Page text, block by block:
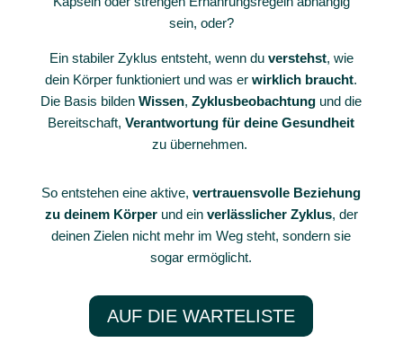
sein, oder?
Ein stabiler Zyklus entsteht, wenn du verstehst, wie
dein Körper funktioniert und was erwirklich braucht.
Die Basis bildenWissen,Zyklusbeobachtung und die
Bereitschaft,Verantwortung für deine Gesundheit
zu übernehmen.
So entstehen eine aktive,vertrauensvolle Beziehung
zu deinem Körperund ein verlässlicher Zyklus, der
deinen Zielen nicht mehr im Weg steht, sondern sie
sogar ermöglicht.
AUF DIE WARTELISTE